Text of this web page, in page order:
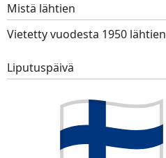
Mistä lähtien
Vietetty vuodesta 1950
Liputuspäivä